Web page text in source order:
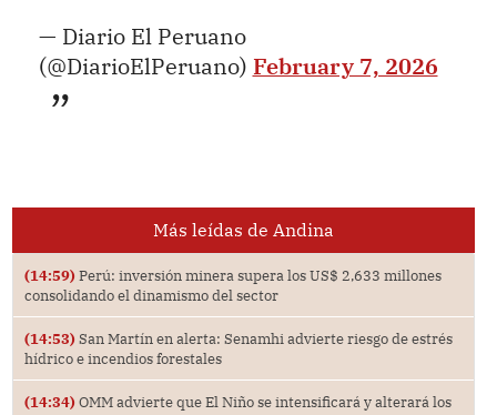
— Diario El Peruano
(@DiarioElPeruano) February 7, 2026
Más leídas de Andina
(14:59) Perú: inversión minera supera los US$ 2,633 millones
consolidando el dinamismo del sector
(14:53) San Martín en alerta: Senamhi advierte riesgo de estrés
hídrico e incendios forestales
(14:34) OMM advierte que El Niño se intensificará y alterará los